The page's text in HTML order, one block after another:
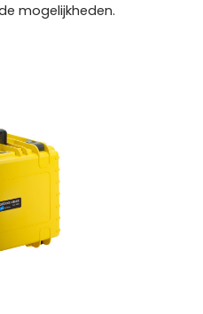
mogelijkheden.